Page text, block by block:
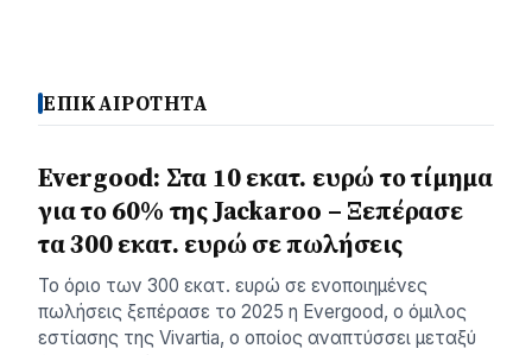
ΕΠΙΚΑΙΡΟΤΗΤΑ
Evergood: Στα 10 εκατ. ευρώ το τίμημα
για το 60% της Jackaroo – Ξεπέρασε
τα 300 εκατ. ευρώ σε πωλήσεις
Το όριο των 300 εκατ. ευρώ σε ενοποιημένες
πωλήσεις ξεπέρασε το 2025 η Evergood, ο όμιλος
εστίασης της Vivartia, ο οποίος αναπτύσσει μεταξύ